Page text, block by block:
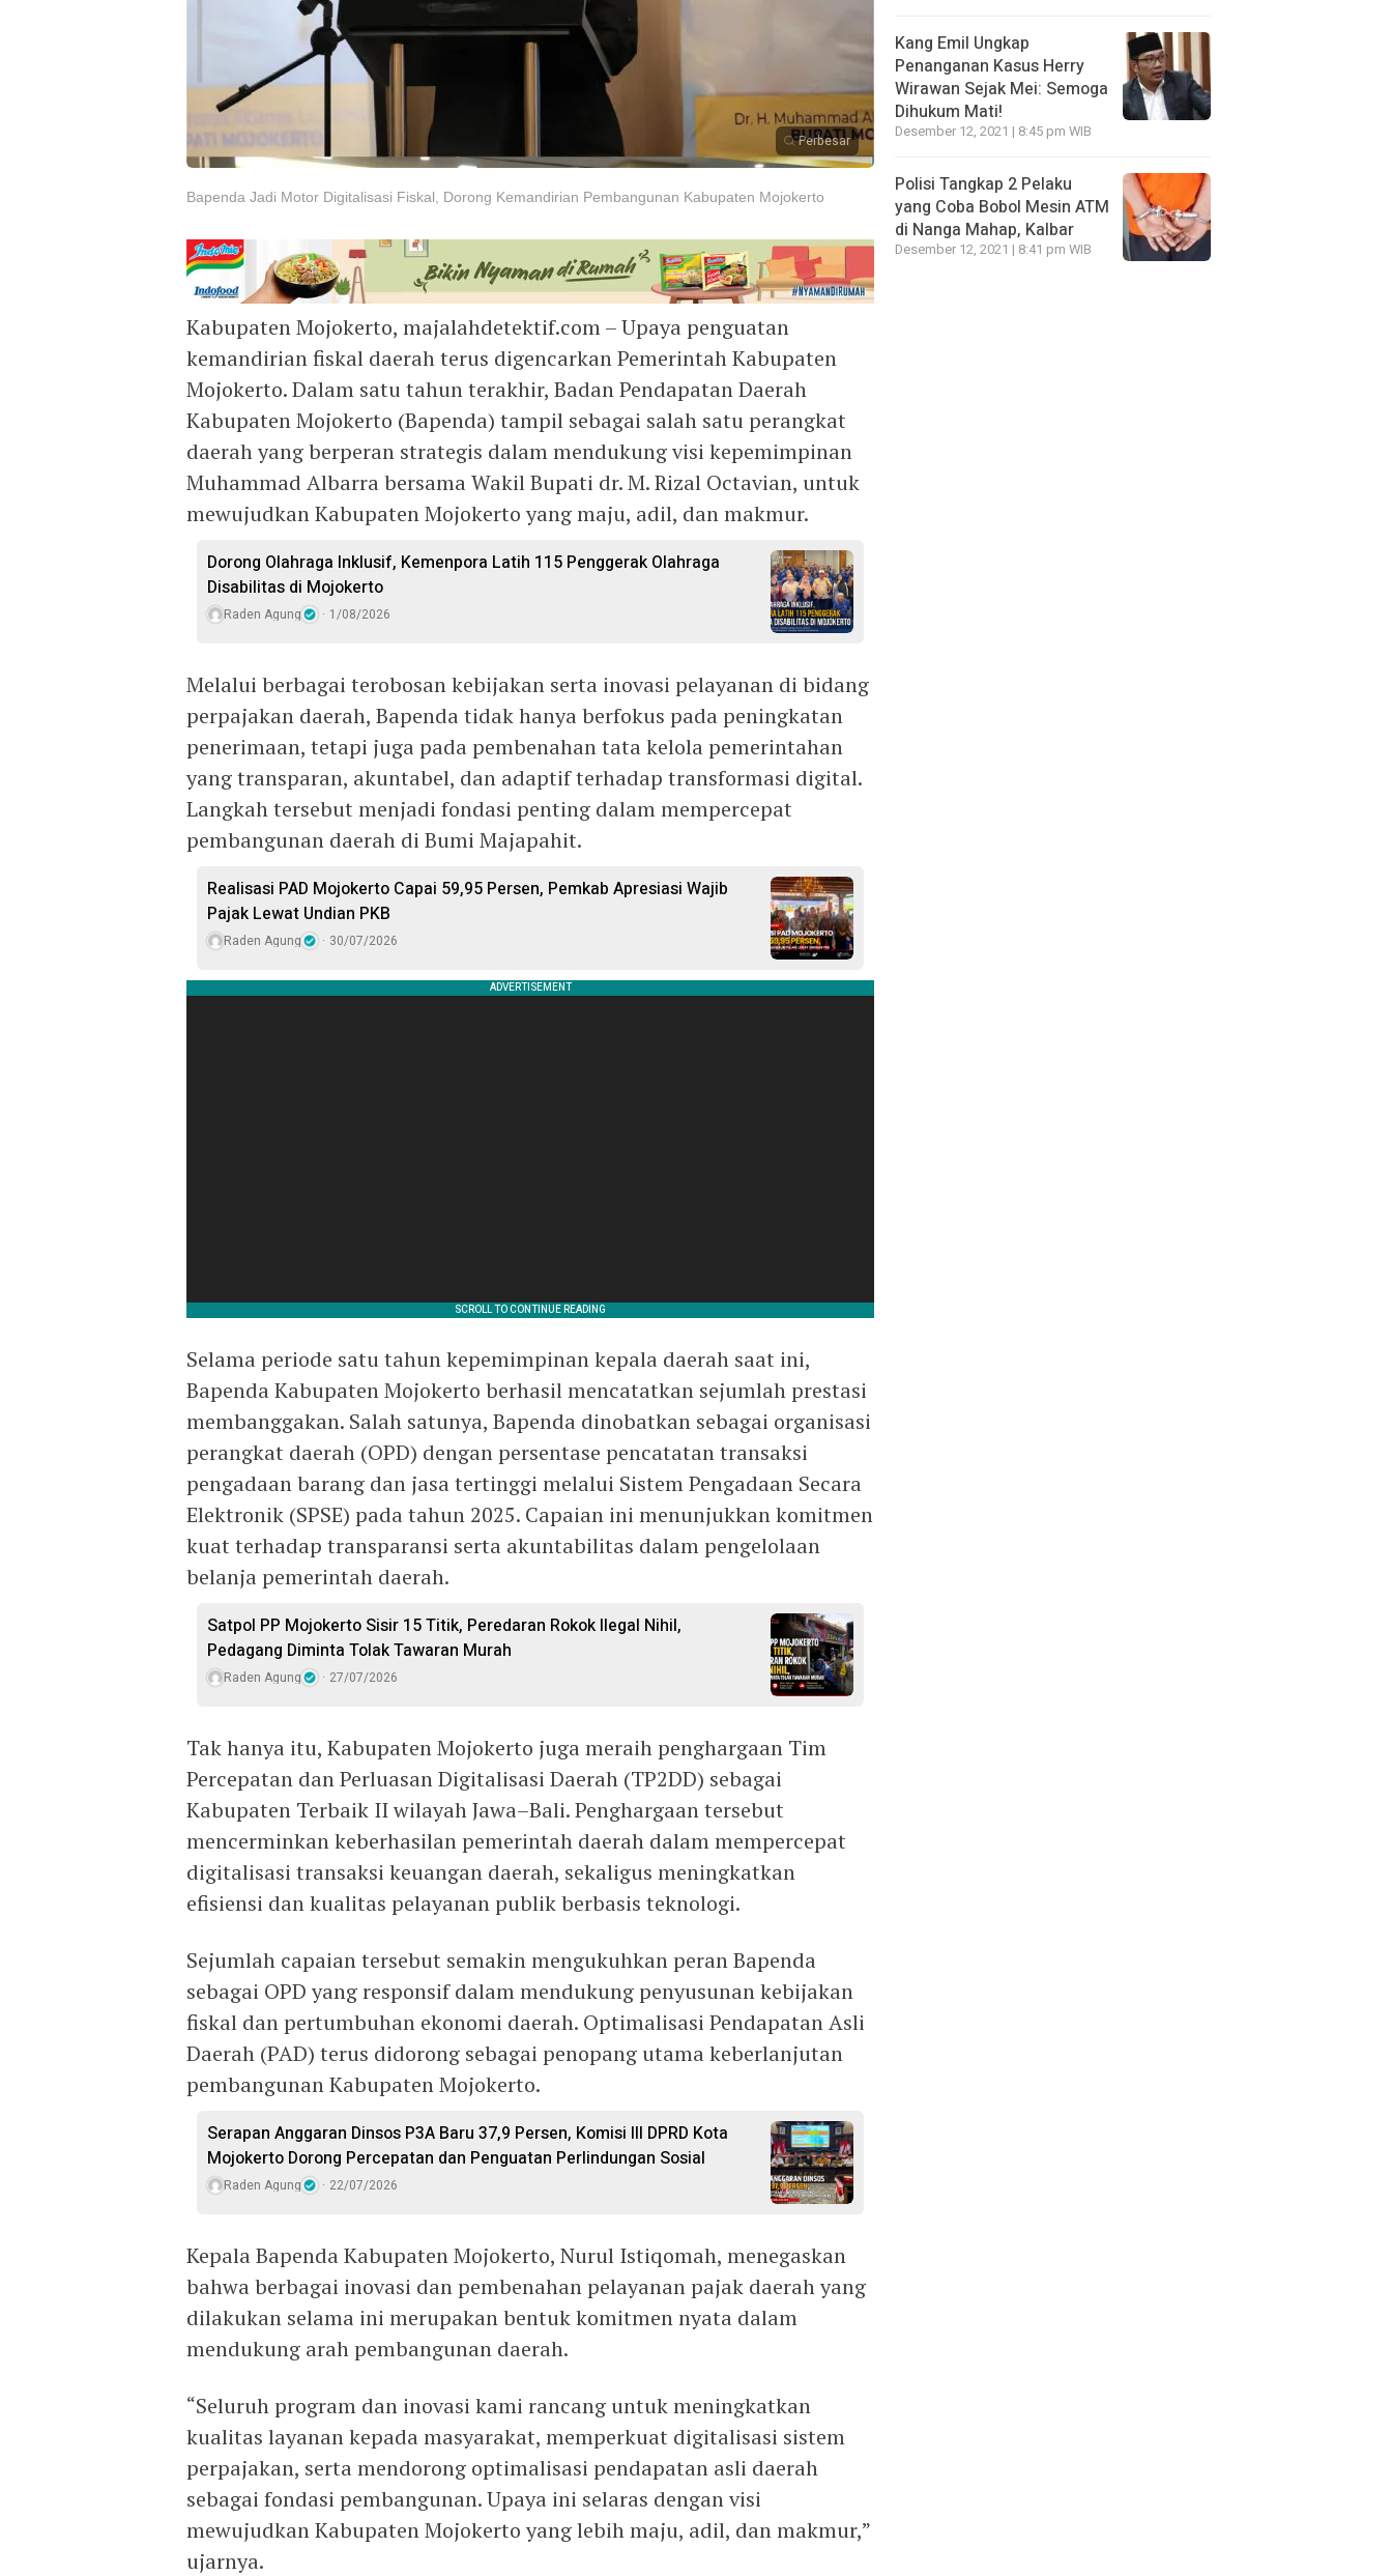
Perbesar
Bapenda Jadi Motor Digitalisasi Fiskal, Dorong Kemandirian Pembangunan Kabupaten Mojokerto
Kabupaten Mojokerto, majalahdetektif.com – Upaya penguatan
kemandirian fiskal daerah terus digencarkan Pemerintah Kabupaten
Mojokerto. Dalam satu tahun terakhir, Badan Pendapatan Daerah
Kabupaten Mojokerto (Bapenda) tampil sebagai salah satu perangkat
daerah yang berperan strategis dalam mendukung visi kepemimpinan
Muhammad Albarra bersama Wakil Bupati dr. M. Rizal Octavian, untuk
mewujudkan Kabupaten Mojokerto yang maju, adil, dan makmur.
Dorong Olahraga Inklusif, Kemenpora Latih 115 Penggerak Olahraga
Disabilitas di Mojokerto
Raden Agung 1/08/2026
Melalui berbagai terobosan kebijakan serta inovasi pelayanan di bidang
perpajakan daerah, Bapenda tidak hanya berfokus pada peningkatan
penerimaan, tetapi juga pada pembenahan tata kelola pemerintahan
yang transparan, akuntabel, dan adaptif terhadap transformasi digital.
Langkah tersebut menjadi fondasi penting dalam mempercepat
pembangunan daerah di Bumi Majapahit.
Realisasi PAD Mojokerto Capai 59,95 Persen, Pemkab Apresiasi Wajib
Pajak Lewat Undian PKB
Raden Agung 30/07/2026
Selama periode satu tahun kepemimpinan kepala daerah saat ini,
Bapenda Kabupaten Mojokerto berhasil mencatatkan sejumlah prestasi
membanggakan. Salah satunya, Bapenda dinobatkan sebagai organisasi
perangkat daerah (OPD) dengan persentase pencatatan transaksi
pengadaan barang dan jasa tertinggi melalui Sistem Pengadaan Secara
Elektronik (SPSE) pada tahun 2025. Capaian ini menunjukkan komitmen
kuat terhadap transparansi serta akuntabilitas dalam pengelolaan
belanja pemerintah daerah.
Satpol PP Mojokerto Sisir 15 Titik, Peredaran Rokok Ilegal Nihil,
Pedagang Diminta Tolak Tawaran Murah
Raden Agung 27/07/2026
Tak hanya itu, Kabupaten Mojokerto juga meraih penghargaan Tim
Percepatan dan Perluasan Digitalisasi Daerah (TP2DD) sebagai
Kabupaten Terbaik II wilayah Jawa–Bali. Penghargaan tersebut
mencerminkan keberhasilan pemerintah daerah dalam mempercepat
digitalisasi transaksi keuangan daerah, sekaligus meningkatkan
efisiensi dan kualitas pelayanan publik berbasis teknologi.
Sejumlah capaian tersebut semakin mengukuhkan peran Bapenda
sebagai OPD yang responsif dalam mendukung penyusunan kebijakan
fiskal dan pertumbuhan ekonomi daerah. Optimalisasi Pendapatan Asli
Daerah (PAD) terus didorong sebagai penopang utama keberlanjutan
pembangunan Kabupaten Mojokerto.
Serapan Anggaran Dinsos P3A Baru 37,9 Persen, Komisi III DPRD Kota
Mojokerto Dorong Percepatan dan Penguatan Perlindungan Sosial
Raden Agung 22/07/2026
Kepala Bapenda Kabupaten Mojokerto, Nurul Istiqomah, menegaskan
bahwa berbagai inovasi dan pembenahan pelayanan pajak daerah yang
dilakukan selama ini merupakan bentuk komitmen nyata dalam
mendukung arah pembangunan daerah.
“Seluruh program dan inovasi kami rancang untuk meningkatkan
kualitas layanan kepada masyarakat, memperkuat digitalisasi sistem
perpajakan, serta mendorong optimalisasi pendapatan asli daerah
sebagai fondasi pembangunan. Upaya ini selaras dengan visi
mewujudkan Kabupaten Mojokerto yang lebih maju, adil, dan makmur,”
ujarnya.
Kang Emil Ungkap
Penanganan Kasus Herry
Wirawan Sejak Mei: Semoga
Dihukum Mati!
Desember 12, 2021 | 8:45 pm WIB
Polisi Tangkap 2 Pelaku
yang Coba Bobol Mesin ATM
di Nanga Mahap, Kalbar
Desember 12, 2021 | 8:41 pm WIB